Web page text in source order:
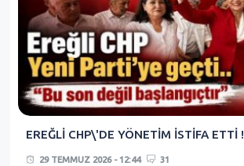
EREĞLİ CHP\'DE YÖNETİM İSTİFA ETTİ !
29 TEMMUZ 2026 - 12:44 31